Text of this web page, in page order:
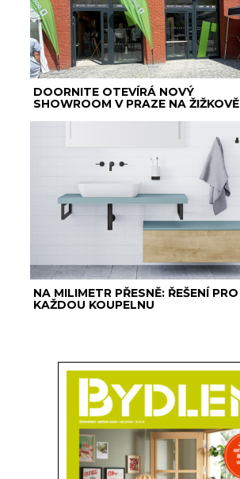
DOORNITE OTEVÍRÁ NOVÝ
SHOWROOM V PRAZE NA ŽIŽKOVĚ
NA MILIMETR PŘESNĚ: ŘEŠENÍ PRO
KAŽDOU KOUPELNU